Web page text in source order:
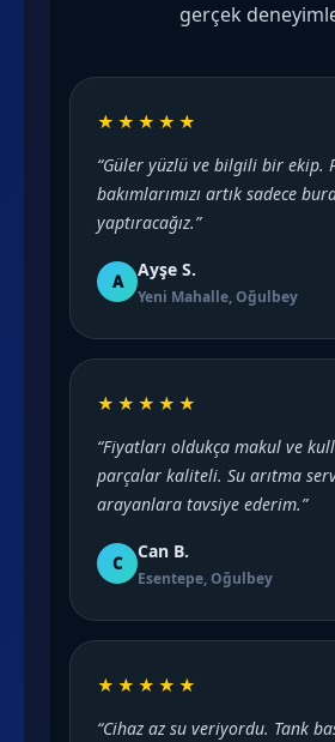
gerçek
★★★★★
“Güler yüzlü ve bilgili bir ekip.
bakımlarımızı artık sadece
yaptıracağız.”
A
Ayşe S.
Yeni Mahalle, Oğulbey
★★★★★
“Fiyatları oldukça makul ve
parçalar kaliteli. Su arıtma
arayanlara tavsiye ederim.”
C
Can B.
Esentepe, Oğulbey
★★★★★
“Cihaz az su veriyordu. Tank